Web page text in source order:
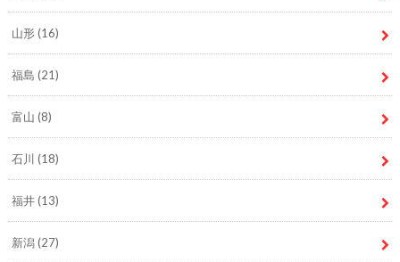
山形(16)
福島 (21)
富山 (8)
石川 (18)
福井(13)
新潟(27)